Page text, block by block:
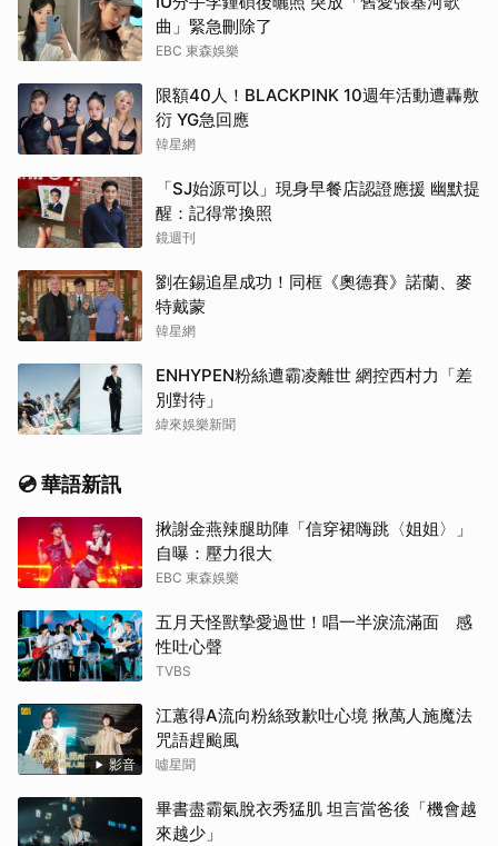
曲」緊急刪除了
EBC 東森娛樂
限額40人！BLACKPINK 10週年活動遭轟敷
衍 YG急回應
韓星網
「SJ始源可以」現身早餐店認證應援 幽默提
醒：記得常換照
鏡週刊
劉在錫追星成功！同框《奧德賽》諾蘭、麥
特戴蒙
韓星網
ENHYPEN粉絲遭霸凌離世 網控西村力「差
別對待」
緯來娛樂新聞
💿 華語新訊
揪謝金燕辣腿助陣「信穿裙嗨跳〈姐姐〉」
自曝：壓力很大
EBC 東森娛樂
五月天怪獸摯愛過世！唱一半淚流滿面 感
性吐心聲
TVBS
影音
江蕙得A流向粉絲致歉吐心境 揪萬人施魔法
咒語趕颱風
噓星聞
畢書盡霸氣脫衣秀猛肌 坦言當爸後「機會越
來越少」